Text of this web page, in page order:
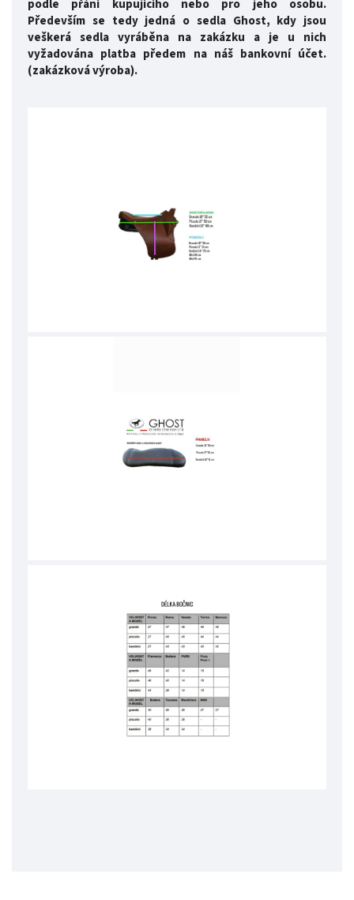
podle přání kupujícího nebo pro jeho osobu.
Především se tedy jedná o sedla Ghost, kdy jsou
veškerá sedla vyráběna na zakázku a je u nich
vyžadována platba předem na náš bankovní účet.
(zakázková výroba).